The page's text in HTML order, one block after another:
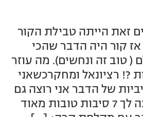
לפני 4 שנים זאת הייתה טבילת הקור
קור היה הדבר שהכי
( טוב זה ונחשים). מה עוזר
?! רציונאל ומחקרכשאני
של הדבר אני רוצה גם
מהטוב הזה. אז הנה לך 7 סיבות טובות מאוד